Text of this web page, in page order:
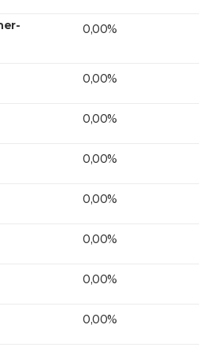
0,00%
0,00%
0,00%
0,00%
0,00%
0,00%
0,00%
0,00%